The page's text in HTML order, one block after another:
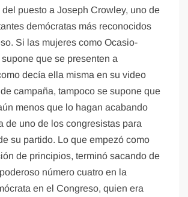
del puesto a Joseph Crowley, uno de
demócratas más reconocidos
Si las mujeres como Ocasio-
que se presenten a
decía ella misma en su video
campaña, tampoco se supone que
menos que lo hagan acabando
de uno de los congresistas para
su partido. Lo que empezó como
de principios, terminó sacando de
número cuatro en la
en el Congreso, quien era